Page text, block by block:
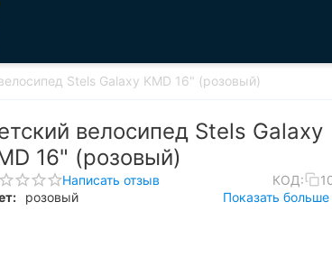
Stels Galaxy KMD 16" (розовый)
велосипед Stels Galaxy
16" (розовый)
Написать отзыв КОД:
розовый Показать